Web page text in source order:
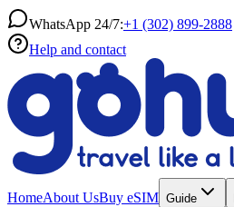
WhatsApp 24/7:+1 (302) 899-2888
Help and contact
HomeAbout UsBuy eSIM Guide